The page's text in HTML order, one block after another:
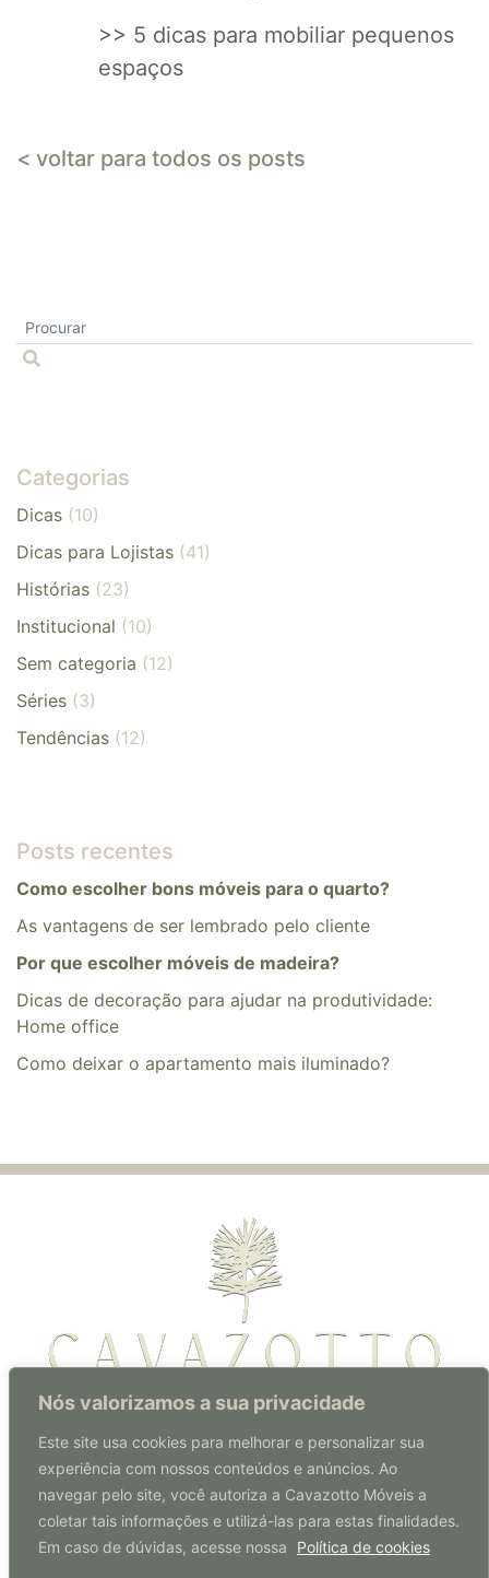
Nós valorizamos a sua privacidade
Este site usa cookies para melhorar e personalizar sua
experiência com nossos conteúdos e anúncios. Ao
navegar pelo site, você autoriza a Cavazotto Móveis a
coletar tais informações e utilizá-las para estas finalidades.
Em caso de dúvidas, acesse nossa
Política de cookies
>> 5 dicas para mobiliar pequenos
espaços
< voltar para todos os posts
Categorias
Dicas (10)
Dicas para Lojistas (41)
Histórias (23)
Institucional (10)
Sem categoria (12)
Séries (3)
Tendências (12)
Posts recentes
Como escolher bons móveis para o quarto?
As vantagens de ser lembrado pelo cliente
Por que escolher móveis de madeira?
Dicas de decoração para ajudar na produtividade:
Home office
​​Como deixar o apartamento mais iluminado?
Rua Florianópolis, 570 | Centro
Coronel Freitas | SC | Brasil
CEP: 89840-000
49 3347 0207